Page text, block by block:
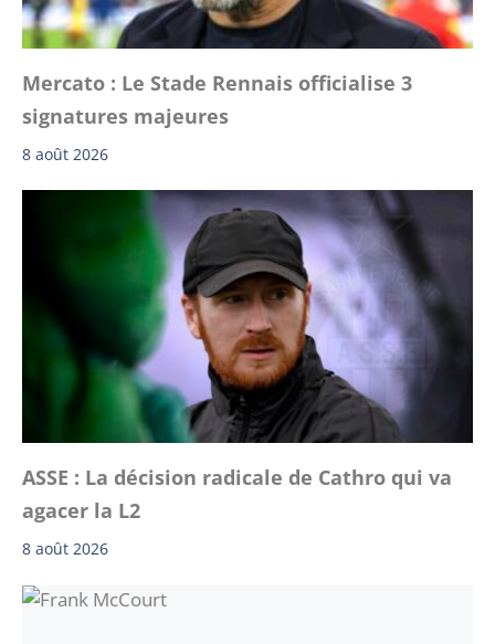
Mercato : Le Stade Rennais officialise 3
signatures majeures
8 août 2026
ASSE : La décision radicale de Cathro qui va
agacer la L2
8 août 2026